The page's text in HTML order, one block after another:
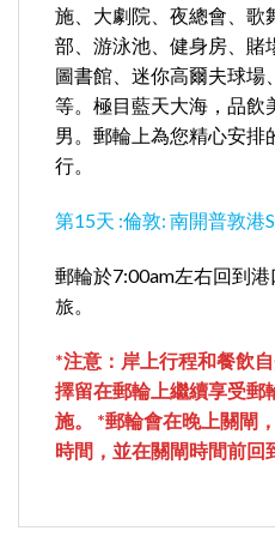
施、大劇院、夜總會、歌
部、游泳池、健身房、賭
圖書館、迷你高爾夫球場
等。極目藍天大海，品飲
男。郵輪上為您精心安排
行。
第15天 :倫敦: 南開普敦港
郵輪於7:00am左右回到
旅。
*注意：岸上行程和餐飲
擇留在郵輪上繼續享受郵
施。 *郵輪會在晚上關閘
時間，並在關閘時間前回